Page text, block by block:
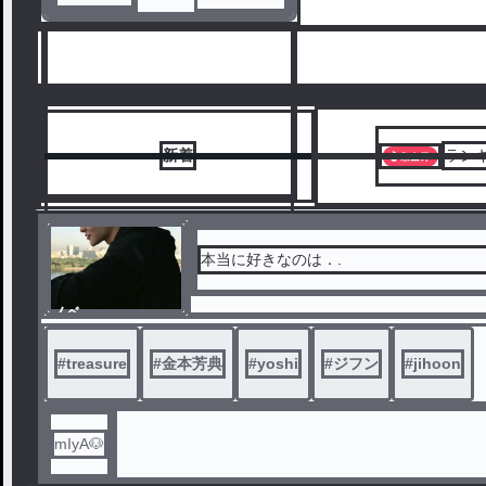
ル
1
新着 ラン
ノベ
ル
本当に好きなのは．.
#treasure #金本芳典 #yoshi #ジフン #jihoon
mIyA🐶